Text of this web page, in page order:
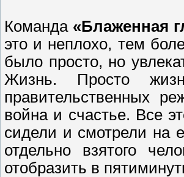
Команда «Блаженная
это и неплохо, тем
было просто, но
Жизнь. Просто
правительственных
война и счастье. Все
сидели и смотрели на
отдельно взятого
отобразить в